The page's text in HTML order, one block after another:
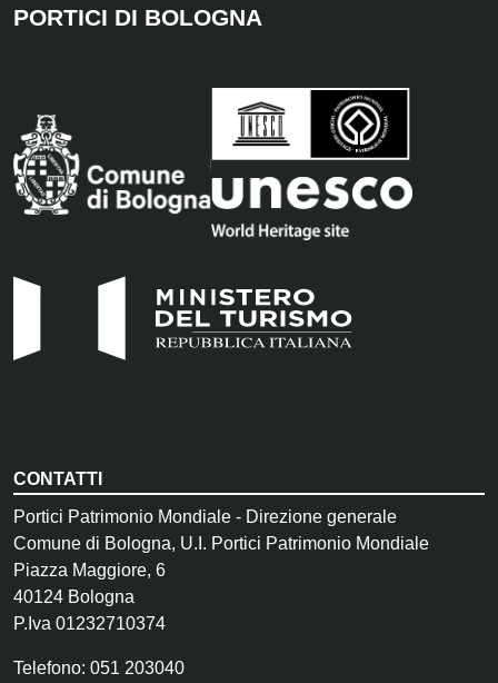
PORTICI DI BOLOGNA
CONTATTI
Portici Patrimonio Mondiale - Direzione generale
Comune di Bologna, U.I. Portici Patrimonio Mondiale
Piazza Maggiore, 6
40124 Bologna
P.Iva 01232710374
Telefono: 051 203040